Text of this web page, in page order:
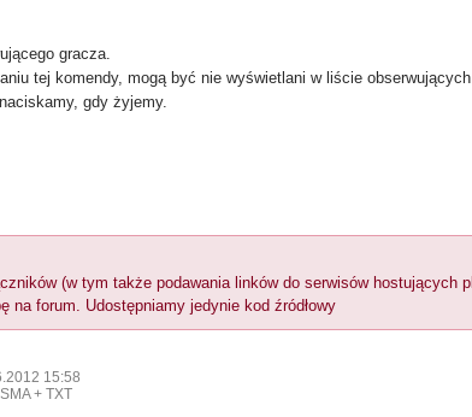
gracza.
tej komendy, mogą być nie wyświetlani w liście obserwujących
gdy żyjemy.
(w tym także podawania linków do serwisów
na forum. Udostępniamy jedynie kod źródłowy
15:58
+ TXT